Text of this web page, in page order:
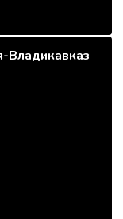
Владикавказ